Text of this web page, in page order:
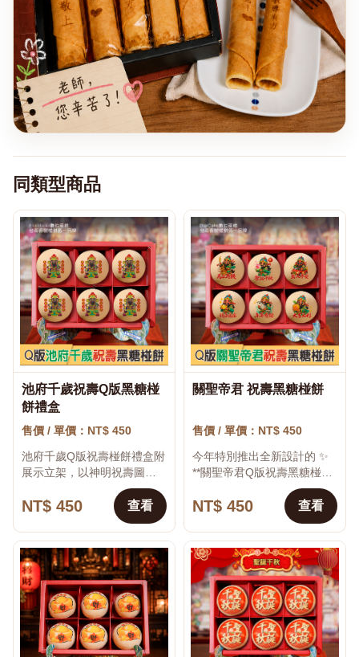
同類型商品
♡
池府千歲祝壽Q版黑糖椪
餅禮盒
售價 / 單價：NT$ 450
池府千歲Q版祝壽椪餅禮盒附
展示立架，以神明祝壽圖
案、吉祥文字與大型金牌造
型呈現，適合神明聖誕、宮
廟祝壽、進香祭典、廟會活
動、供桌祭拜、平安祈...
NT$ 450 查看
♡
關聖帝君 祝壽黑糖椪餅
售價 / 單價：NT$ 450
今年特別推出全新設計的 ✨
**關聖帝君Q版祝壽黑糖椪餅
** ✨ 一盒六顆、六款不同Q版
圖案，每顆都搭配一句吉祥
NT$ 450 查看